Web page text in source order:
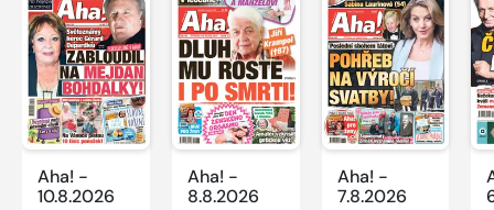
Aha! -
10.8.2026
Aha! -
8.8.2026
Aha! -
7.8.2026